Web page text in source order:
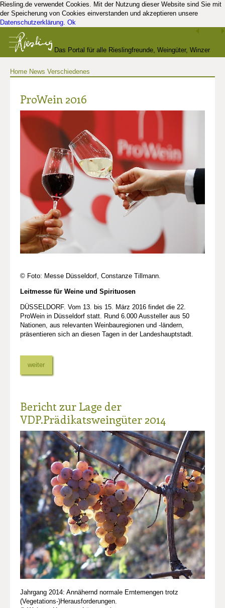
Riesling.de verwendet Cookies. Mit der Nutzung dieser Website sind Sie mit
der Speicherung von Cookies einverstanden und akzeptieren unsere
Datenschutzerklärung. Ok
Das Portal für alle Rieslingfreunde, Weingüter, Winzer
Home News Verschiedenes
ProWein 2016
© Foto: Messe Düsseldorf, Constanze Tillmann.
Leitmesse für Weine und Spirituosen
DÜSSELDORF. Vom 13. bis 15. März 2016 findet die 22.
ProWein in Düsseldorf statt. Rund 6.000 Aussteller aus 50
Nationen, aus relevanten Weinbauregionen und -ländern,
präsentieren sich an diesen Tagen in der Landeshauptstadt.
weiter
Bericht zur Lage der
VDP.Prädikatsweingüter 2014
Jahrgang 2014: Annähernd normale Erntemengen trotz
(Vegetations-)Herausforderungen.